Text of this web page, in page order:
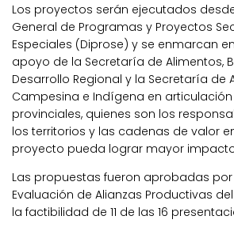
Los proyectos serán ejecutados
General de Programas y Proyectos
Especiales (Diprose) y se enmarcan en
apoyo de la Secretaría de Alimentos,
Desarrollo Regional y la Secretaría de
Campesina e Indígena en
provinciales, quienes son los
los territorios y las cadenas de valor
proyecto pueda lograr mayor
Las propuestas fueron aprobadas por
Evaluación de Alianzas Productivas del
la factibilidad de 11 de las 16